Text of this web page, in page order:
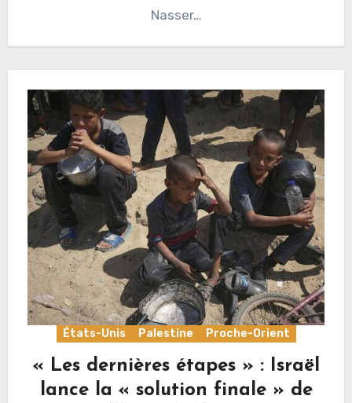
Nasser…
États-Unis Palestine Proche-Orient
« Les dernières étapes » : Israël
lance la « solution finale » de